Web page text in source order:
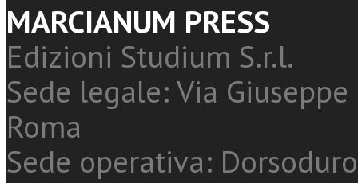
MARCIANUM PRESS
Edizioni Studium S.r.l.
Sede legale: Via
Roma
Sede operativa: